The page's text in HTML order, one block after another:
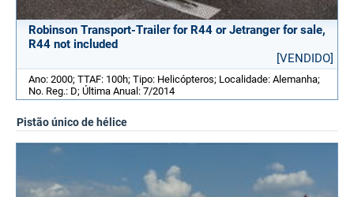
Robinson Transport-Trailer for R44 or Jetranger for sale,
R44 not included
[VENDIDO]
Ano: 2000; TTAF: 100h; Tipo: Helicópteros; Localidade: Alemanha;
No. Reg.: D; Última Anual: 7/2014
Pistão único de hélice